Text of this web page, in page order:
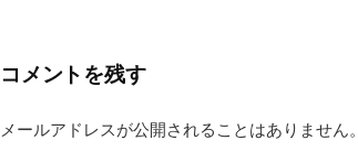
ー
コメントを残す
メールアドレスが公開されることはありません。